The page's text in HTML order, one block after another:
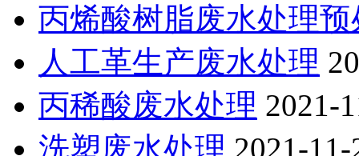
丙烯酸树脂废水处理
人工革生产废水处理
丙稀酸废水处理 2021-
洗塑废水处理 2021-11-